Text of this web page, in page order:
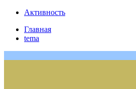
Активность
Главная
tema